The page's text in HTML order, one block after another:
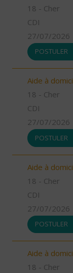
18 - Cher
CDI
27/07/2026
POSTULER
Aide à
18 - Cher
CDI
27/07/2026
POSTULER
Aide à
18 - Cher
CDI
27/07/2026
POSTULER
Aide à
18 - Cher